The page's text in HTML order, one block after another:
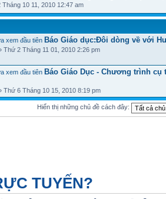
Tháng 10 11, 2010 12:47 am
Báo Giáo dục:Đôi dòng về với
Thứ 2 Tháng 11 01, 2010 2:26 pm
Báo Giáo Dục - Chương trình cụ
Thứ 6 Tháng 10 15, 2010 8:19 pm
Hiển thị những chủ đề cách đây:
TUYẾN?